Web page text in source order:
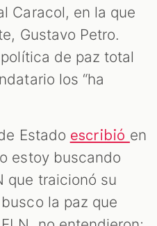
Caracol, en la que
Gustavo Petro.
de paz total
los “ha
Estado escribió en
estoy buscando
que traicionó su
la paz que